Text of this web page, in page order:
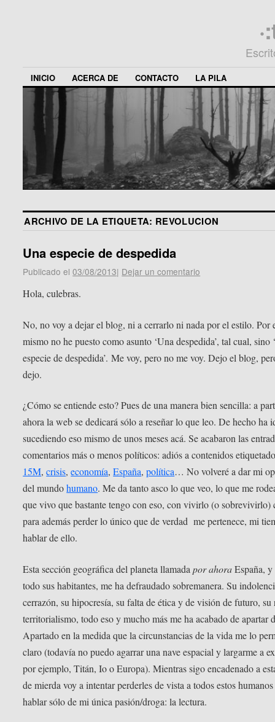
INICIO ACERCA DE CONTACTO LA PILA
ARCHIVO DE LA ETIQUETA: REVOLUCION
Una especie de despedida
Publicado el 03/08/2013| Dejar un comentario
Hola, culebras.
No, no voy a dejar el blog, ni a cerrarlo ni nada por el estilo. Por
mismo no he puesto como asunto ‘Una despedida’, tal cual, sino
especie de despedida’. Me voy, pero no me voy. Dejo el blog,
dejo.
¿Cómo se entiende esto? Pues de una manera bien sencilla: a
ahora la web se dedicará sólo a reseñar lo que leo. De hecho ha
sucediendo eso mismo de unos meses acá. Se acabaron las
comentarios más o menos políticos: adiós a contenidos
15M,crisis,economía,España,política… No volveré a dar mi
del mundohumano. Me da tanto asco lo que veo, lo que me
que vivo que bastante tengo con eso, con vivirlo (o sobrevivirlo)
para además perder lo único que de verdad me pertenece, mi
hablar de ello.
Esta sección geográfica del planeta llamadapor ahoraEspaña, y
todo sus habitantes, me ha defraudado sobremanera. Su
cerrazón, su hipocresía, su falta de ética y de visión de futuro,
territorialismo, todo eso y mucho más me ha acabado de apartar
Apartado en la medida que la circunstancias de la vida me lo
claro (todavía no puedo agarrar una nave espacial y largarme a
por ejemplo, Titán, Io o Europa). Mientras sigo encadenado a
de mierda voy a intentar perderles de vista a todos estos
hablar sólo de mi única pasión/droga: la lectura.